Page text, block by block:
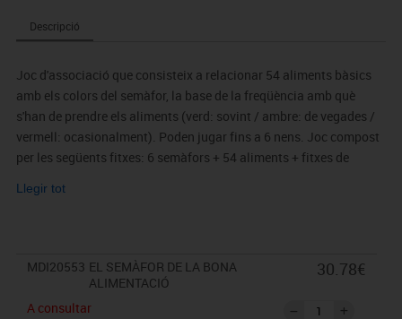
Descripció
Joc d'associació que consisteix a relacionar 54 aliments bàsics
amb els colors del semàfor, la base de la freqüència amb què
s'han de prendre els aliments (verd: sovint / ambre: de vegades /
vermell: ocasionalment). Poden jugar fins a 6 nens. Joc compost
per les següents fitxes: 6 semàfors + 54 aliments + fitxes de
guia pedagògica + piràmide dels aliments a color + piràmide dels
Llegir tot
MDI20553 EL SEMÀFOR DE LA BONA
ALIMENTACIÓ
A consultar
30.78€